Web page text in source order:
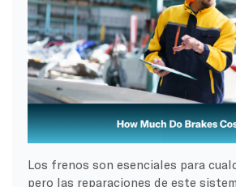
Los frenos son esenciales para
pero las reparaciones de este